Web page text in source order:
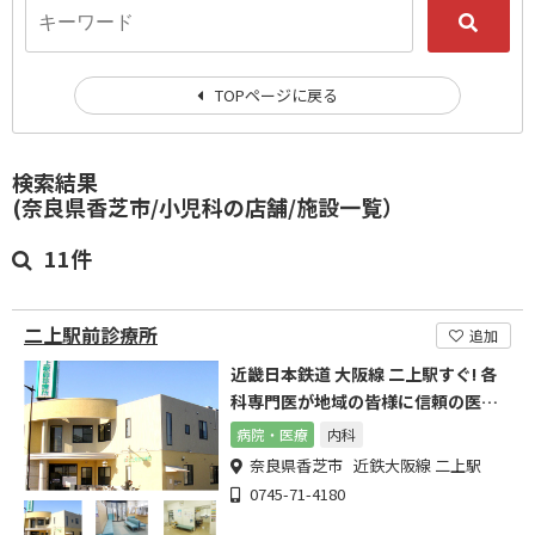
検索結果
(奈良県香芝市/小児科の店舗/施設一覧）
11件
二上駅前診療所 追加
近畿日本鉄道 大阪線 二上駅すぐ! 各
科専門医が地域の皆様に信頼の医療
を提供します
病院・医療 内科
奈良県香芝市 近鉄大阪線 二上駅
0745-71-4180
TOPページに戻る